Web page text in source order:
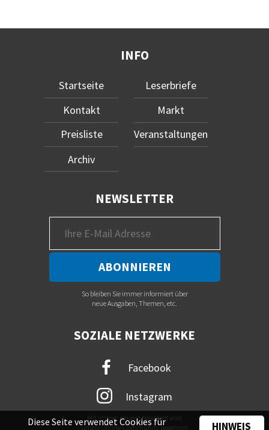
INFO
Startseite
Kontakt
Preisliste
Archiv
Leserbriefe
Markt
Veranstaltungen
NEWSLETTER
So bleiben Sie immer informiert über
neue Ausgaben, Themen, etc.
SOZIALE NETZWERKE
Facebook
Instagram
Mit immer neuem Newsfeed wird
unsere Online-Community begeistert
Diese Seite verwendet Cookies für
HINWEIS